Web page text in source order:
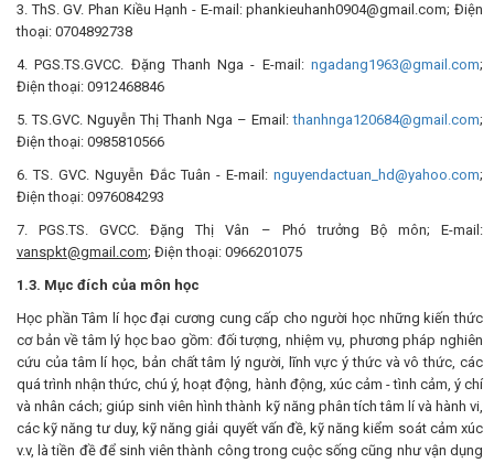
3. ThS. GV. Phan Kiều Hạnh - E-mail: phankieuhanh0904@gmail.com; Điện
thoại: 0704892738
4. PGS.TS.GVCC. Đặng Thanh Nga - E-mail: ngadang1963@gmail.com;
Điện thoại: 0912468846
5. TS.GVC. Nguyễn Thị Thanh Nga – Email:thanhnga120684@gmail.com;
Điện thoại: 0985810566
6. TS. GVC. Nguyễn Đắc Tuân - E-mail: nguyendactuan_hd@yahoo.com;
Điện thoại: 0976084293
7. PGS.TS. GVCC. Đặng Thị Vân – Phó trưởng Bộ môn; E-mail:
vanspkt@gmail.com; Điện thoại: 0966201075
1.3. Mục đích của môn học
Học phần Tâm lí học đại cương cung cấp cho người học những kiến thức
cơ bản về tâm lý học bao gồm: đối tượng, nhiệm vụ, phương pháp nghiên
cứu của tâm lí học, bản chất tâm lý người, lĩnh vực ý thức và vô thức, các
quá trình nhận thức, chú ý, hoạt động, hành động, xúc cảm - tình cảm, ý chí
và nhân cách; giúp sinh viên hình thành kỹ năng phân tích tâm lí và hành vi,
các kỹ năng tư duy, kỹ năng giải quyết vấn đề, kỹ năng kiểm soát cảm xúc
v.v, là tiền đề để sinh viên thành công trong cuộc sống cũng như vận dụng